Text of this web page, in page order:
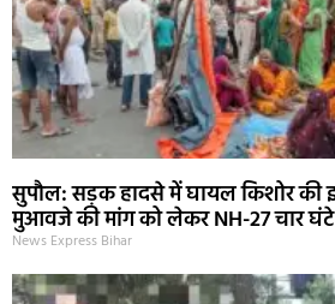
सुपौल: सड़क हादसे में घायल किशोर की
मुआवजे की मांग को लेकर NH-27 चार घंटे
News Express Bihar